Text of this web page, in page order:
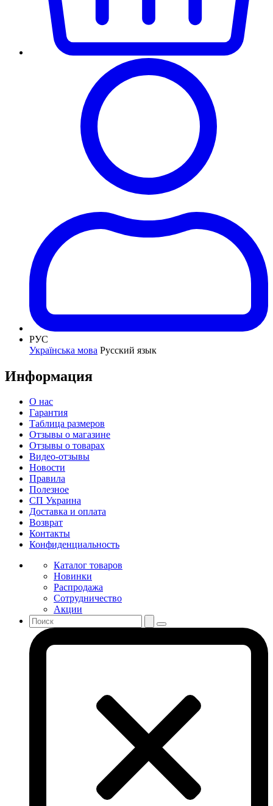
РУС
Українська мова Русский язык
Информация
О нас
Гарантия
Таблица размеров
Отзывы о магазине
Отзывы о товарах
Видео-отзывы
Новости
Правила
Полезное
СП Украина
Доставка и оплата
Возврат
Контакты
Конфиденциальность
Каталог товаров
Новинки
Распродажа
Сотрудничество
Акции